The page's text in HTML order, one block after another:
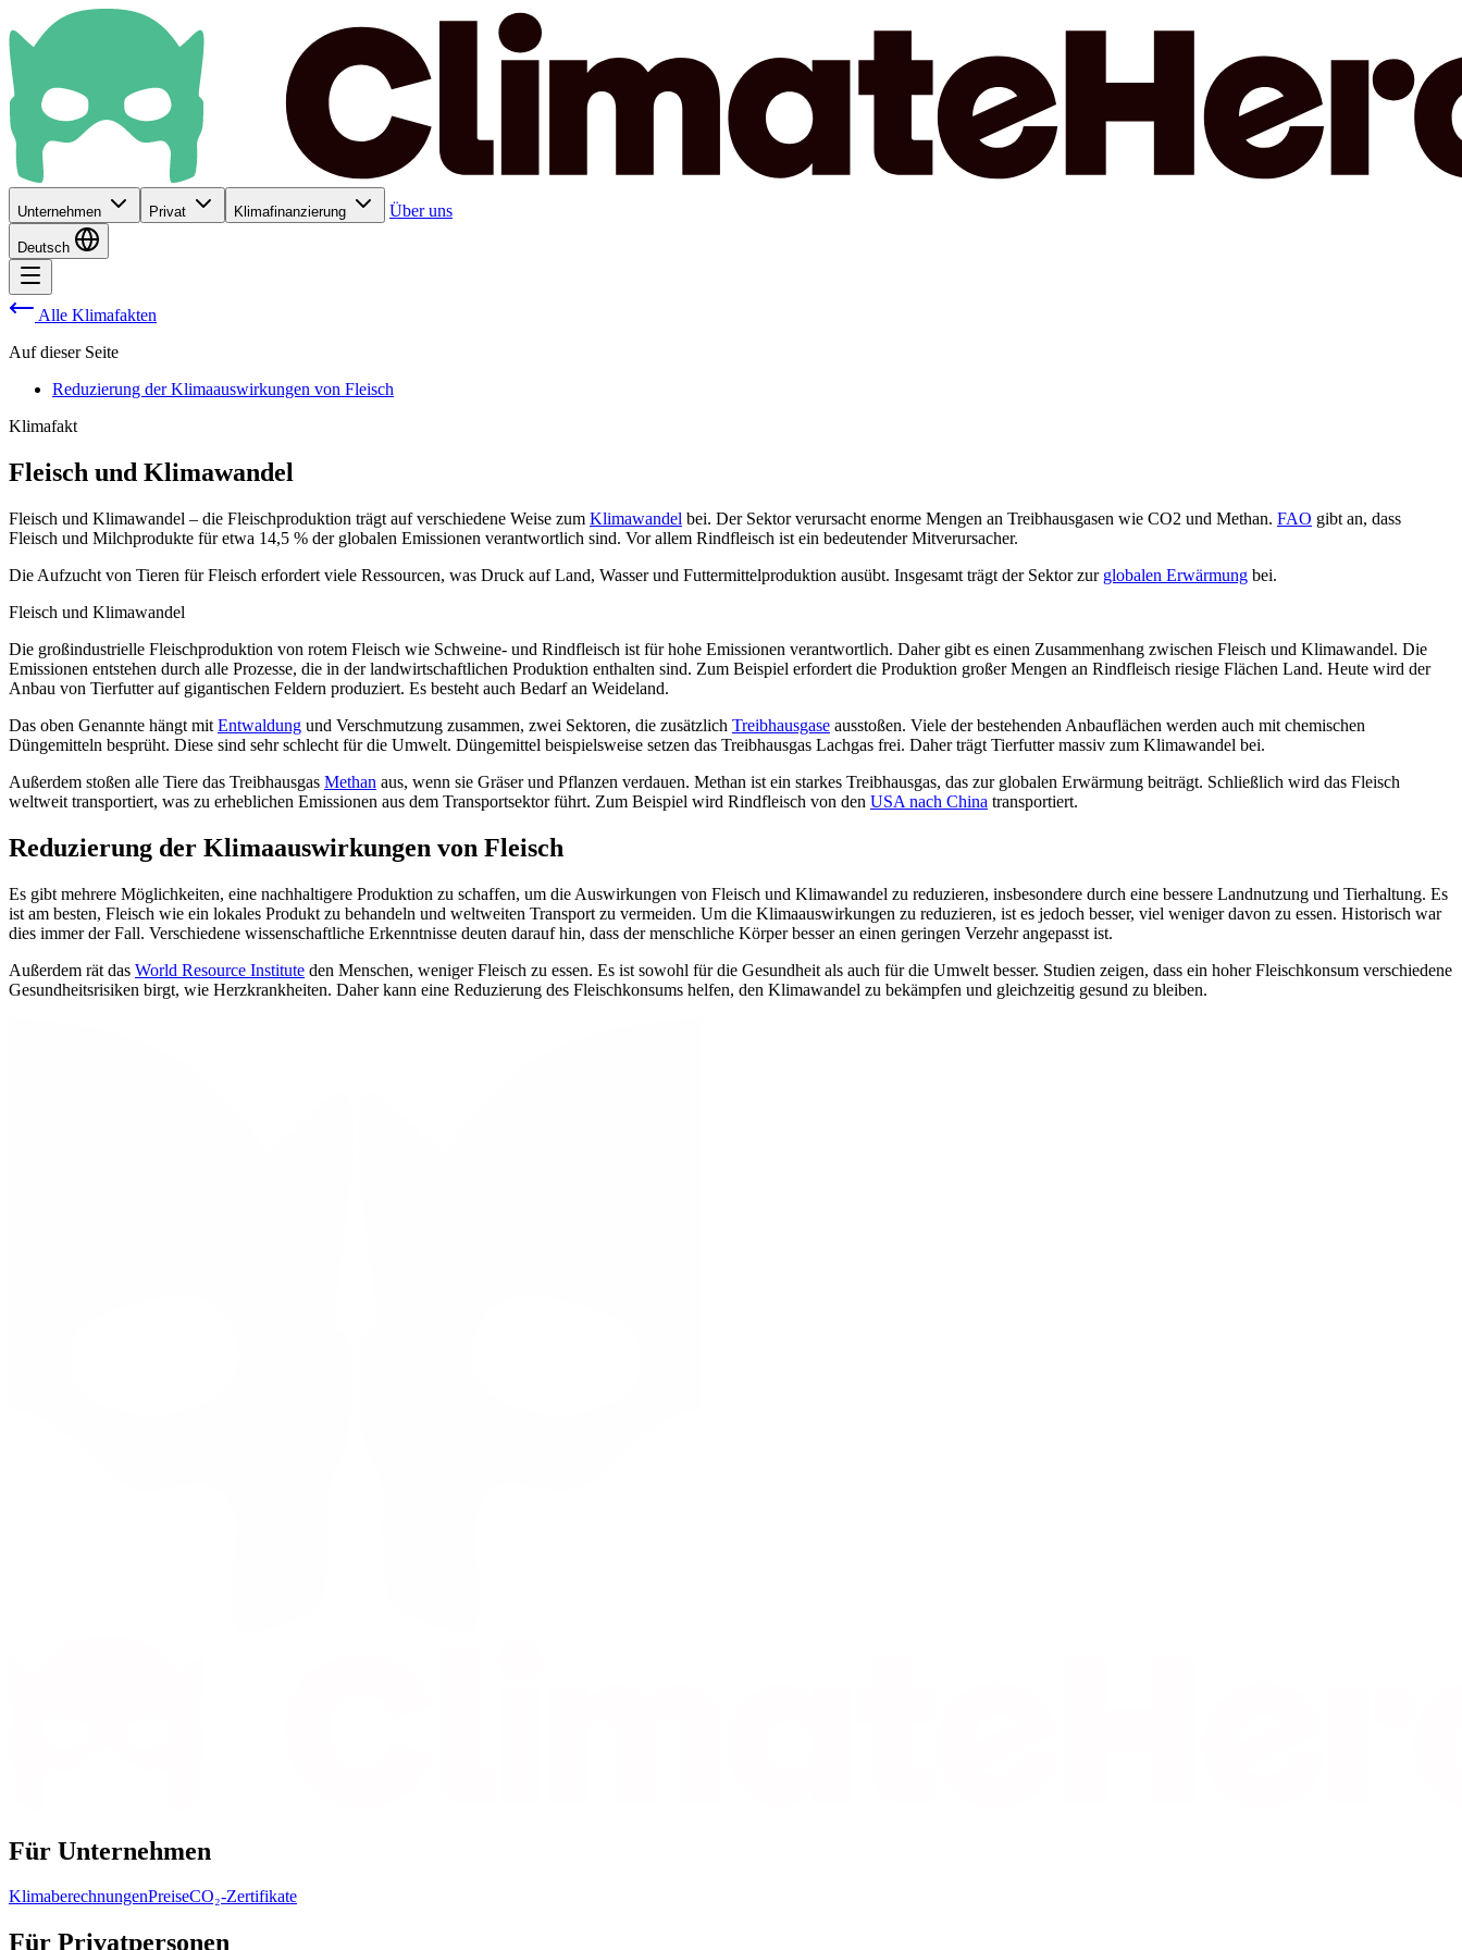
Unternehmen Privat Klimafinanzierung Über uns
Deutsch
Alle Klimafakten
Auf dieser Seite
Reduzierung der Klimaauswirkungen von Fleisch
Klimafakt
Fleisch und Klimawandel
Fleisch und Klimawandel – die Fleischproduktion trägt auf verschiedene Weise zum Klimawandel bei. Der Sektor verursacht enorme Mengen an Treibhausgasen wie CO2 und Methan. FAO gibt an, dass
Fleisch und Milchprodukte für etwa 14,5 % der globalen Emissionen verantwortlich sind. Vor allem Rindfleisch ist ein bedeutender Mitverursacher.
Die Aufzucht von Tieren für Fleisch erfordert viele Ressourcen, was Druck auf Land, Wasser und Futtermittelproduktion ausübt. Insgesamt trägt der Sektor zur globalen Erwärmung bei.
Fleisch und Klimawandel
Die großindustrielle Fleischproduktion von rotem Fleisch wie Schweine- und Rindfleisch ist für hohe Emissionen verantwortlich. Daher gibt es einen Zusammenhang zwischen Fleisch und Klimawandel. Die
Emissionen entstehen durch alle Prozesse, die in der landwirtschaftlichen Produktion enthalten sind. Zum Beispiel erfordert die Produktion großer Mengen an Rindfleisch riesige Flächen Land. Heute wird der
Anbau von Tierfutter auf gigantischen Feldern produziert. Es besteht auch Bedarf an Weideland.
Das oben Genannte hängt mit Entwaldung und Verschmutzung zusammen, zwei Sektoren, die zusätzlich Treibhausgase ausstoßen. Viele der bestehenden Anbauflächen werden auch mit chemischen
Düngemitteln besprüht. Diese sind sehr schlecht für die Umwelt. Düngemittel beispielsweise setzen das Treibhausgas Lachgas frei. Daher trägt Tierfutter massiv zum Klimawandel bei.
Außerdem stoßen alle Tiere das Treibhausgas Methan aus, wenn sie Gräser und Pflanzen verdauen. Methan ist ein starkes Treibhausgas, das zur globalen Erwärmung beiträgt. Schließlich wird das Fleisch
weltweit transportiert, was zu erheblichen Emissionen aus dem Transportsektor führt. Zum Beispiel wird Rindfleisch von den USA nach China transportiert.
Reduzierung der Klimaauswirkungen von Fleisch
Es gibt mehrere Möglichkeiten, eine nachhaltigere Produktion zu schaffen, um die Auswirkungen von Fleisch und Klimawandel zu reduzieren, insbesondere durch eine bessere Landnutzung und Tierhaltung. Es
ist am besten, Fleisch wie ein lokales Produkt zu behandeln und weltweiten Transport zu vermeiden. Um die Klimaauswirkungen zu reduzieren, ist es jedoch besser, viel weniger davon zu essen. Historisch war
dies immer der Fall. Verschiedene wissenschaftliche Erkenntnisse deuten darauf hin, dass der menschliche Körper besser an einen geringen Verzehr angepasst ist.
Außerdem rät das World Resource Institute den Menschen, weniger Fleisch zu essen. Es ist sowohl für die Gesundheit als auch für die Umwelt besser. Studien zeigen, dass ein hoher Fleischkonsum verschiedene
Gesundheitsrisiken birgt, wie Herzkrankheiten. Daher kann eine Reduzierung des Fleischkonsums helfen, den Klimawandel zu bekämpfen und gleichzeitig gesund zu bleiben.
Für Unternehmen
KlimaberechnungenPreiseCO₂-Zertifikate
Für Privatpersonen